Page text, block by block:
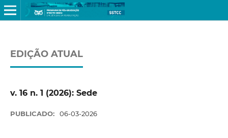
EDIÇÃO ATUAL
v. 16 n. 1 (2026): Sede
PUBLICADO: 06-03-2026